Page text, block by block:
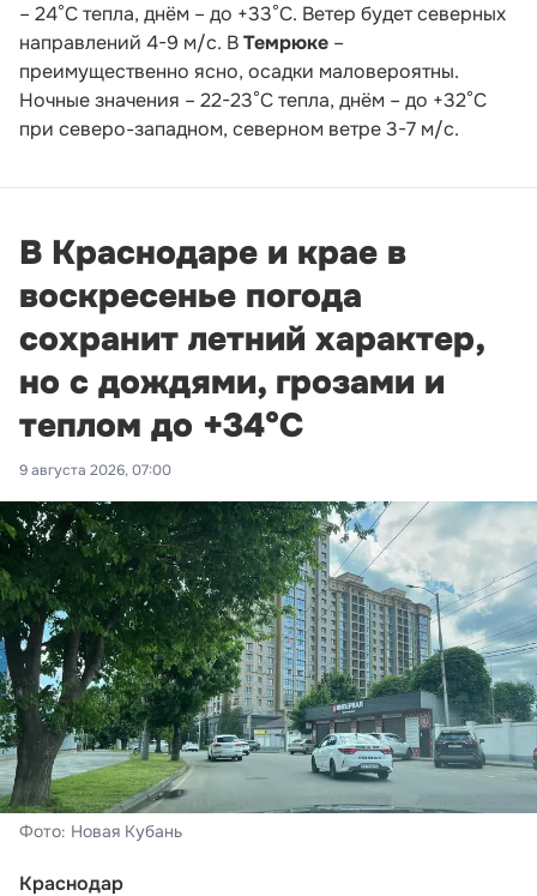
– 24°С тепла, днём – до +33°С. Ветер будет северных
направлений 4-9 м/с. ВТемрюке –
преимущественно ясно, осадки маловероятны.
Ночные значения – 22-23°С тепла, днём – до +32°С
при северо-западном, северном ветре 3-7 м/с.
В Краснодаре и крае в
воскресенье погода
сохранит летний характер,
но с дождями, грозами и
теплом до +34°С
9 августа 2026, 07:00
Фото: Новая Кубань
Краснодар